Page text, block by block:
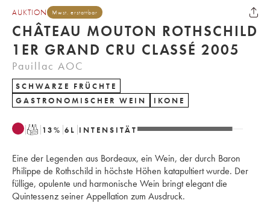
AUKTION Mwst. erstattbar
CHÂTEAU MOUTON ROTHSCHILD
1ER GRAND CRU CLASSÉ 2005
Pauillac AOC
SCHWARZE FRÜCHTE
GASTRONOMISCHER WEIN
IKONE
T 13% 6 L INTENSITÄT
Eine der Legenden aus Bordeaux, ein Wein, der durch Baron
Philippe de Rothschild in höchste Höhen katapultiert wurde. Der
füllige, opulente und harmonische Wein bringt elegant die
Quintessenz seiner Appellation zum Ausdruck.